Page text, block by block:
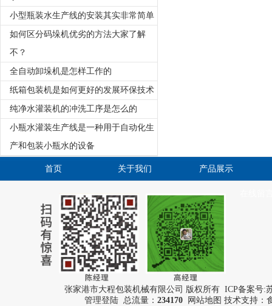
小型瓶装水生产线的安装其实非常简单
如何区分码垛机优劣的方法大家了解
不？
全自动卸垛机是怎样工作的
纸箱包装机是如何更好的发展环保技术
纯净水灌装机的冲洗工序是怎么的
小瓶水灌装生产线是一种用于自动化生
产和包装小瓶水的设备
首页 关于我们 产品展示
张家港市大程包装机械有限公司 版权所有 ICP备案号:
管理登陆总流量： 234170 网站地图 技术支持：